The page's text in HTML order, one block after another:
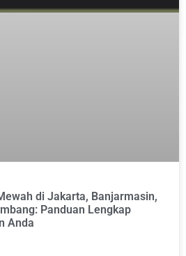
di Jakarta, Banjarmasin,
Panduan Lengkap
Anda